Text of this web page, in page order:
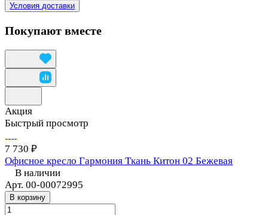
Условия доставки
Покупают вместе
Акция
Быстрый просмотр
7 730 ₽
Офисное кресло Гармония Ткань Китон 02 Бежевая
В наличии
Арт. 00-00072995
В корзину